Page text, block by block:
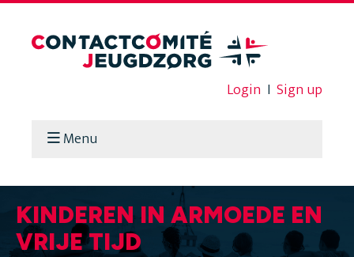
Login I Sign up
Menu
KINDEREN IN ARMOEDE EN
VRIJE TIJD